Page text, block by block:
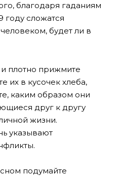
благодаря гаданиям
году сложатся
будет ли в
плотно прижмите
их в кусочек хлеба,
каким образом они
друг к другу
жизни.
указывают
подумайте